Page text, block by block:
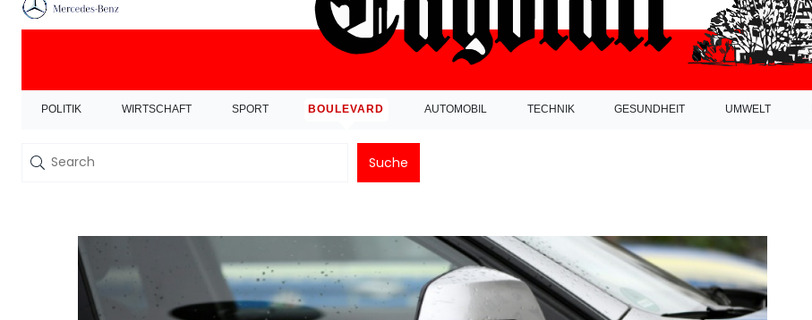
POLITIK WIRTSCHAFT SPORT BOULEVARD AUTOMOBIL TECHNIK GESUNDHEIT UMWELT
Suche